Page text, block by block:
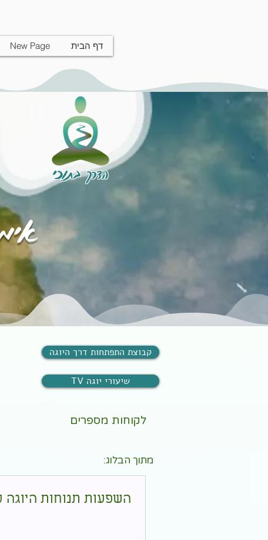
דף הבית New Page
הדרך בתוכי
קבוצת התפתחות דרך היוגה
TV שיעורי יוגה
לקוחות מספרים
מתוך הבלוג:
השפעות תנוחות היוגה